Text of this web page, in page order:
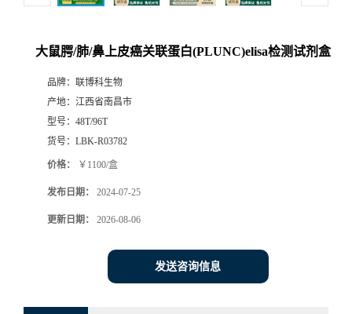
大鼠腭/肺/鼻上皮癌关联蛋白(PLUNC)elisa检测试剂盒
品牌： 联博科生物
产地： 江西省南昌市
型号： 48T/96T
货号： LBK-R03782
价格： ￥1100/盒
发布日期： 2024-07-25
更新日期： 2026-08-06
发送咨询信息